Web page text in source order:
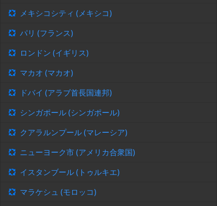
メキシコシティ (メキシコ)
パリ (フランス)
ロンドン (イギリス)
マカオ (マカオ)
ドバイ (アラブ首長国連邦)
シンガポール (シンガポール)
クアラルンプール (マレーシア)
ニューヨーク市 (アメリカ合衆国)
イスタンブール (トゥルキエ)
マラケシュ (モロッコ)